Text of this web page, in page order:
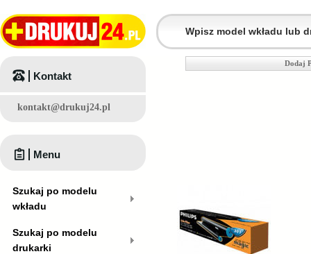
Dodaj
Kontakt
kontakt@drukuj24.pl
Menu
Szukaj po modelu
wkładu
Szukaj po modelu
drukarki